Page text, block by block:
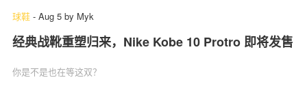
球鞋 - Aug 5 by Myk
经典战靴重塑归来，Nike Kobe 10 Protro 即将发售
你是不是也在等这双？